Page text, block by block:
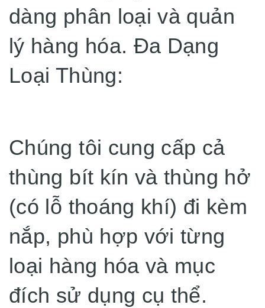
dàng phân loại và quản
lý hàng hóa. Đa Dạng
Loại Thùng:
Chúng tôi cung cấp cả
thùng bít kín và thùng hở
(có lỗ thoáng khí) đi kèm
nắp, phù hợp với từng
loại hàng hóa và mục
đích sử dụng cụ thể.